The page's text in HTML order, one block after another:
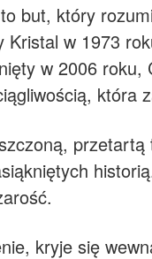
to but, który
Kristal w 1973
w 2006
która
kryje się